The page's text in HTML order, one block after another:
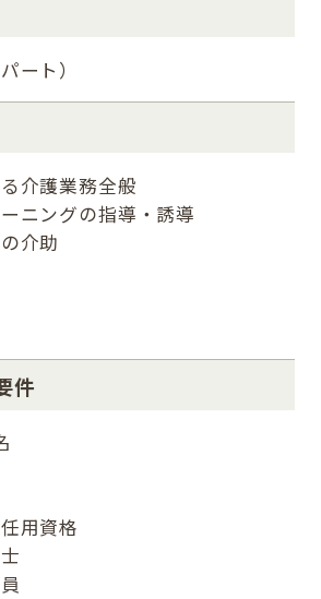
ート）
介護業務全般
ニングの指導・誘導
介助
件
用資格